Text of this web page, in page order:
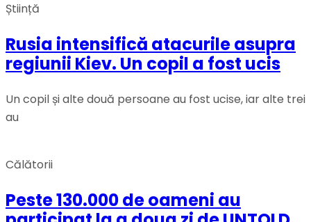
Știință
Rusia intensifică atacurile asupra
regiunii Kiev. Un copil a fost ucis
Un copil și alte două persoane au fost ucise, iar alte trei
au
Călătorii
Peste 130.000 de oameni au